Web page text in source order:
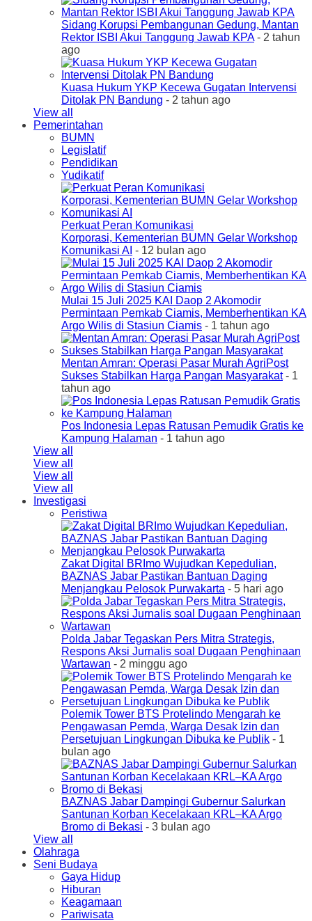
Sidang Korupsi Pembangunan Gedung, Mantan
Rektor ISBI Akui Tanggung Jawab KPA- 2 tahun
ago
Kuasa Hukum YKP Kecewa Gugatan Intervensi
Ditolak PN Bandung - 2 tahun ago
View all
Pemerintahan
BUMN
Legislatif
Pendidikan
Yudikatif
Perkuat Peran Komunikasi
Korporasi, Kementerian BUMN Gelar Workshop
Komunikasi AI - 12 bulan ago
Mulai 15 Juli 2025 KAI Daop 2 Akomodir
Permintaan Pemkab Ciamis, Memberhentikan KA
Argo Wilis di Stasiun Ciamis - 1 tahun ago
Mentan Amran: Operasi Pasar Murah AgriPost
Sukses Stabilkan Harga Pangan Masyarakat- 1
tahun ago
Pos Indonesia Lepas Ratusan Pemudik Gratis ke
Kampung Halaman - 1 tahun ago
View all
View all
View all
View all
Investigasi
Peristiwa
Zakat Digital BRImo Wujudkan Kepedulian,
BAZNAS Jabar Pastikan Bantuan Daging
Menjangkau Pelosok Purwakarta - 5 hari ago
Polda Jabar Tegaskan Pers Mitra Strategis,
Respons Aksi Jurnalis soal Dugaan Penghinaan
Wartawan - 2 minggu ago
Polemik Tower BTS Protelindo Mengarah ke
Pengawasan Pemda, Warga Desak Izin dan
Persetujuan Lingkungan Dibuka ke Publik - 1
bulan ago
BAZNAS Jabar Dampingi Gubernur Salurkan
Santunan Korban Kecelakaan KRL–KA Argo
Bromo di Bekasi - 3 bulan ago
View all
Olahraga
Seni Budaya
Gaya Hidup
Hiburan
Keagamaan
Pariwisata